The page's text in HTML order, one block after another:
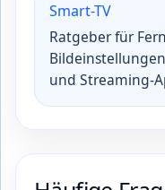
Smart-TV
Ratgeber für
und Streaming-